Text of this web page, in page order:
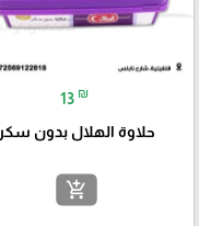
13 ₪
حلاوة الهلال بدون سكر
add_shopping_cart